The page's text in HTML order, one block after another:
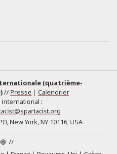
(quatrième-
//Presse | Calendrier
international :
New York, NY 10116, USA
//